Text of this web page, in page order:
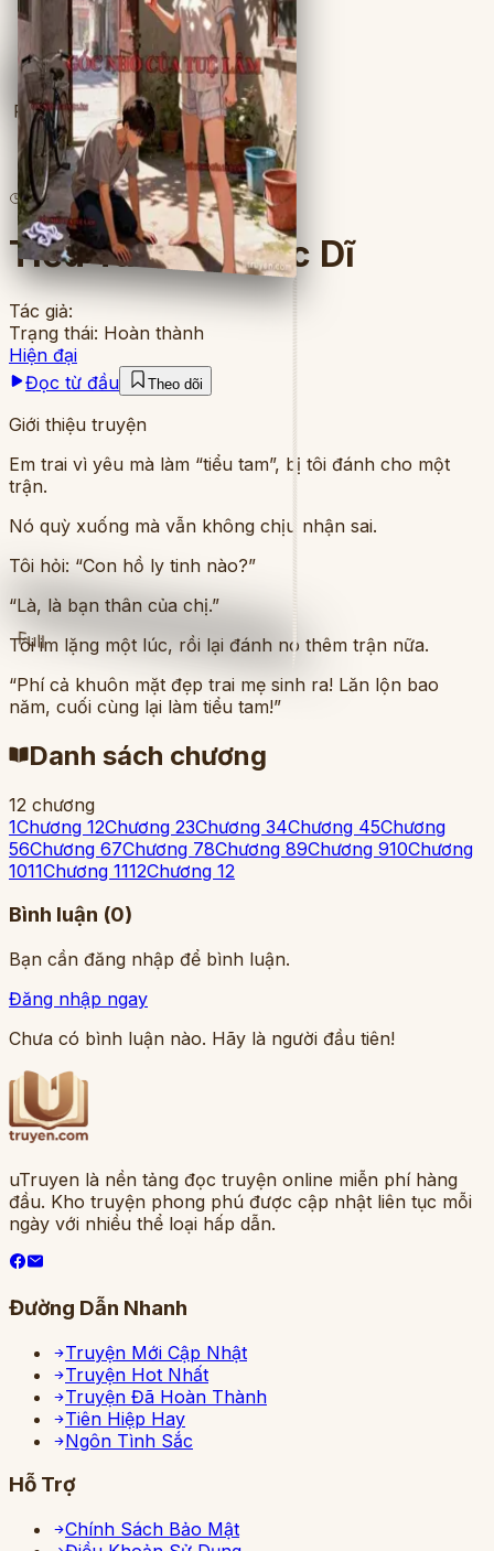
Full
Full
6lượt đọc· 12chương
Tiểu Tam Bất Đắc Dĩ
Tác giả:
Trạng thái: Hoàn thành
Hiện đại
Đọc từ đầu
Theo dõi
Giới thiệu truyện
Em trai vì yêu mà làm “tiểu tam”, bị tôi đánh cho một
trận.
Nó quỳ xuống mà vẫn không chịu nhận sai.
Tôi hỏi: “Con hồ ly tinh nào?”
“Là, là bạn thân của chị.”
Tôi im lặng một lúc, rồi lại đánh nó thêm trận nữa.
“Phí cả khuôn mặt đẹp trai mẹ sinh ra! Lăn lộn bao
năm, cuối cùng lại làm tiểu tam!”
Danh sách chương
12 chương
1Chương 12Chương 23Chương 34Chương 45Chương
56Chương 67Chương 78Chương 89Chương 910Chương
1011Chương 1112Chương 12
Bình luận (0)
Bạn cần đăng nhập để bình luận.
Đăng nhập ngay
Chưa có bình luận nào. Hãy là người đầu tiên!
uTruyen là nền tảng đọc truyện online miễn phí hàng
đầu. Kho truyện phong phú được cập nhật liên tục mỗi
ngày với nhiều thể loại hấp dẫn.
Đường Dẫn Nhanh
Truyện Mới Cập Nhật
Truyện Hot Nhất
Truyện Đã Hoàn Thành
Tiên Hiệp Hay
Ngôn Tình Sắc
Hỗ Trợ
Chính Sách Bảo Mật